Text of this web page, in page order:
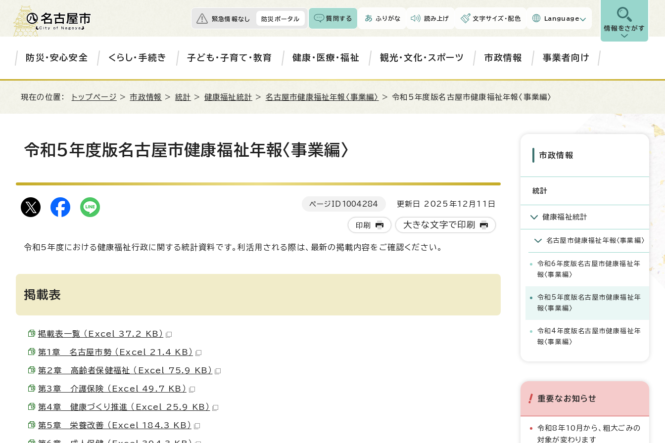
緊急情報なし 防災ポータル 質問する ふりがな 読み上げ 文字サイズ・配色 Language
情報をさがす
防災・安心安全 くらし・手続き 子ども・子育て・教育 健康・医療・福祉 観光・文化・スポーツ 市政情報 事業者向け
現在の位置： トップページ >市政情報 > 統計 > 健康福祉統計 > 名古屋市健康福祉年報〈事業編〉 > 令和5年度版名古屋市健康福祉年報〈事業編〉
令和5年度版名古屋市健康福祉年報〈事業編〉
ページID 1004284 更新日 2025年12月11日
印刷 大きな文字で印刷
令和5年度における健康福祉行政に関する統計資料です。利活用される際は、最新の掲載内容をご確認ください。
掲載表
掲載表一覧 （Excel 37.2 KB）
第1章 名古屋市勢 （Excel 21.4 KB）
第2章 高齢者保健福祉 （Excel 75.9 KB）
第3章 介護保険 （Excel 49.7 KB）
第4章 健康づくり推進 （Excel 25.9 KB）
第5章 栄養改善 （Excel 184.3 KB）
市政情報
統計
健康福祉統計
名古屋市健康福祉年報〈事業編〉
令和6年度版名古屋市健康福祉年
報〈事業編〉
令和5年度版名古屋市健康福祉年
報〈事業編〉
令和4年度版名古屋市健康福祉年
報〈事業編〉
重要なお知らせ
令和8年10月から、粗大ごみの
対象が変わります